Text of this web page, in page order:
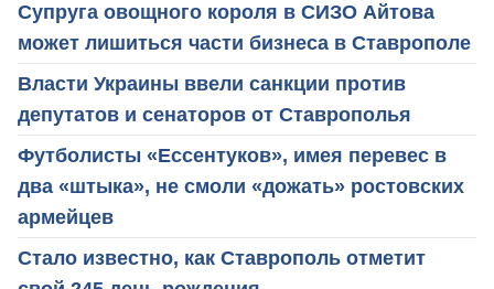
Супруга овощного короля в СИЗО Айтова
может лишиться части бизнеса в Ставрополе
Власти Украины ввели санкции против
депутатов и сенаторов от Ставрополья
Футболисты «Ессентуков», имея перевес в
два «штыка», не смоли «дожать» ростовских
армейцев
Стало известно, как Ставрополь отметит